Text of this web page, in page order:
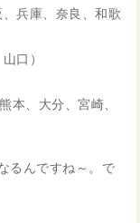
兵庫、奈良、和歌
口）
本、大分、宮崎、
るんですね～。で